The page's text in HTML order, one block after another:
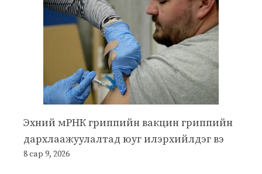
Эхний мРНК гриппийн вакцин гриппийн
дархлаажуулалтад юуг илэрхийлдэг вэ
8 сар 9, 2026